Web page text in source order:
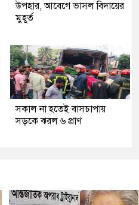
উপহার, আবেগে ভাসল বিদায়ের
মুহূর্ত
সকাল না হতেই বাসচাপায়
সড়কে ঝরল ৬ প্রাণ